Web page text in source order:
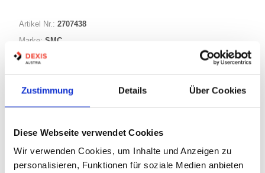
Zustimmung Details Über Cookies
Diese Webseite verwendet Cookies
Wir verwenden Cookies, um Inhalte und Anzeigen zu
personalisieren, Funktionen für soziale Medien anbieten
Artikel Nr.: 2707438
Marke: SMC
Herst.: AW20-F02CH-6-A
Nicht auf Lager
Print